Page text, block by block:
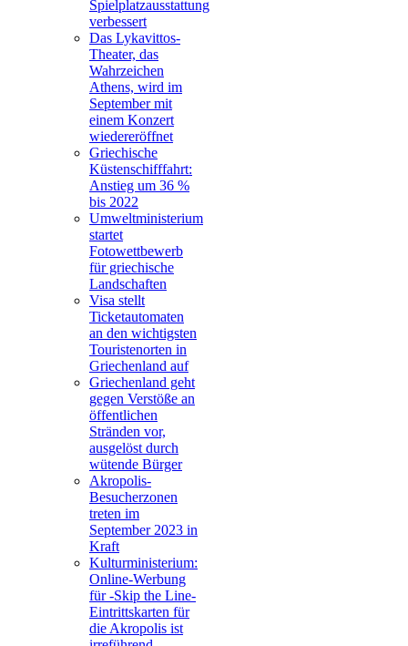
Spielplatzausstattung
verbessert
Das Lykavittos-
Theater, das
Wahrzeichen
Athens, wird im
September mit
einem Konzert
wiedereröffnet
Griechische
Küstenschifffahrt:
Anstieg um 36 %
bis 2022
Umweltministerium
startet
Fotowettbewerb
für griechische
Landschaften
Visa stellt
Ticketautomaten
an den wichtigsten
Touristenorten in
Griechenland auf
Griechenland geht
gegen Verstöße an
öffentlichen
Stränden vor,
ausgelöst durch
wütende Bürger
Akropolis-
Besucherzonen
treten im
September 2023 in
Kraft
Kulturministerium:
Online-Werbung
für -Skip the Line-
Eintrittskarten für
die Akropolis ist